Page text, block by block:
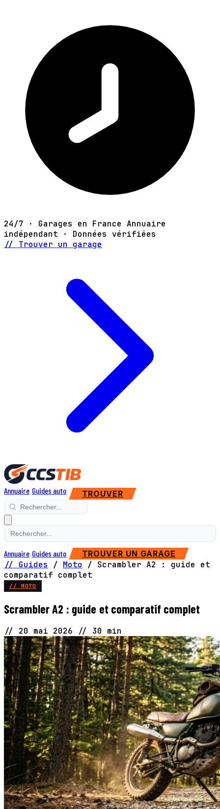
24/7 · Garages en France Annuaire
indépendant · Données vérifiées
// Trouver un garage
Annuaire Guides auto TROUVER
Annuaire Guides auto TROUVER UN GARAGE
// Guides / Moto / Scrambler A2 : guide et
comparatif complet
// MOTO
Scrambler A2 : guide et comparatif complet
// 20 mai 2026 // 30 min